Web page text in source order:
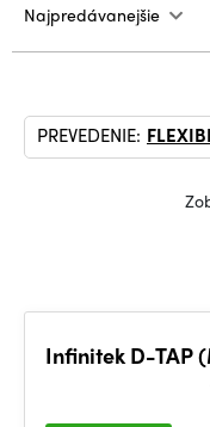
Najpredávanejšie
PREVEDENIE:
Infinitek D-TAP